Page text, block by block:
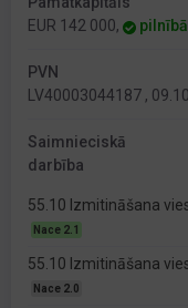
EUR 142 000,
PVN
LV40003044187 ,
Saimnieciskā
darbība
55.10 Izmitināšana
Nace 2.1
55.10 Izmitināšana
Nace 2.0